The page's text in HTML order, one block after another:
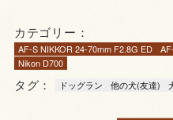
カテゴリー：
AF-S NIKKOR 24-70mm F2.8G ED
Nikon D700
タグ： ドッグラン 他の犬(友達)